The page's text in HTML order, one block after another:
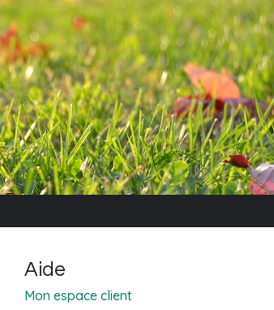
Aide
Mon espace client